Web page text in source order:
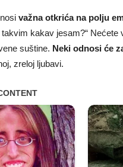
važna otkrića na polju
kakav jesam?“
suštine. Neki odnosi će
zreloj ljubavi.